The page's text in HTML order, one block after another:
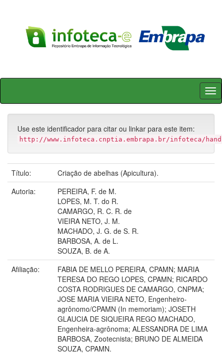
Skip
Use este identificador para citar ou linkar para este item:
http://www.infoteca.cnptia.embrapa.br/infoteca/
Título:
Criação de abelhas (Apicultura).
Autoria:
PEREIRA, F. de M.
LOPES, M. T. do R.
CAMARGO, R. C. R. de
VIEIRA NETO, J. M.
MACHADO, J. G. de S. R.
BARBOSA, A. de L.
SOUZA, B. de A.
Afiliação:
FABIA DE MELLO PEREIRA, CPAMN; MARIA
TERESA DO REGO LOPES, CPAMN; RICARDO
COSTA RODRIGUES DE CAMARGO, CNPMA;
JOSE MARIA VIEIRA NETO, Engenheiro-
agrônomo/CPAMN (In memoriam); JOSETH
GLAUCIA DE SIQUEIRA REGO MACHADO,
Engenheira-agrônoma; ALESSANDRA DE LIMA
BARBOSA, Zootecnista; BRUNO DE ALMEIDA
SOUZA, CPAMN.